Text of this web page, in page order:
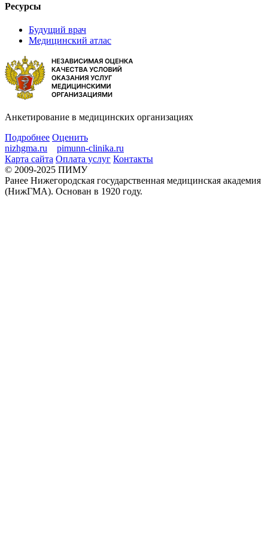
Ресурсы
Будущий врач
Медицинский атлас
Анкетирование в медицинских организациях
Подробнее Оценить
nizhgma.ru
pimunn-clinika.ru
Карта сайта Оплата услуг Контакты
© 2009-2025 ПИМУ
Ранее Нижегородская государственная медицинская академия
(НижГМА). Основан в 1920 году.